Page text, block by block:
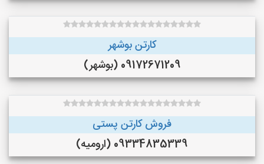
کارتن بوشهر
09172671209 (بوشهر)
فروش کارتن پستی
09334835339 (ارومیه)